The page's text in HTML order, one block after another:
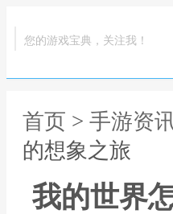
您的游戏宝典，关注我！
首页 > 手游资
的想象之旅
我的世界